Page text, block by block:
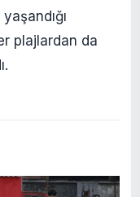
plajlardan da